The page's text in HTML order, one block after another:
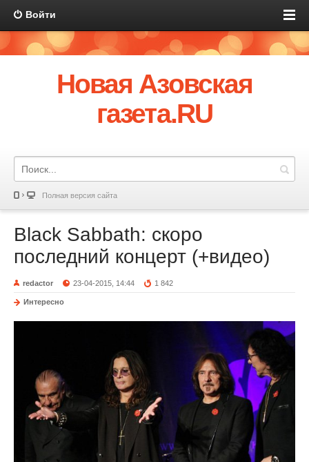
Войти
Новая Азовская
газета.RU
Полная версия сайта
Black Sabbath: скоро
последний концерт (+видео)
redactor 23-04-2015, 14:44 1 842
Интересно